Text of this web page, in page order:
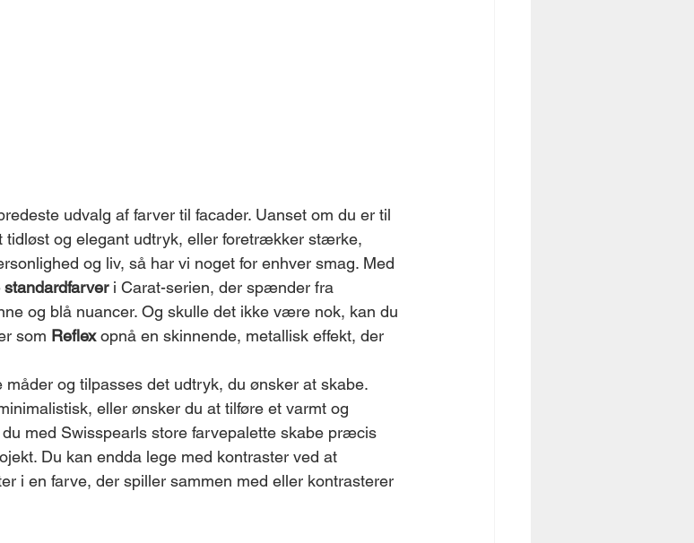
udvalg af farver til facader. Uanset om du er til
tidløst og elegant udtryk, eller foretrækker stærke,
og liv, så har vi noget for enhver smag. Med
standardfarver i Carat-serien, der spænder fra
og blå nuancer. Og skulle det ikke være nok, kan du
som Reflex opnå en skinnende, metallisk effekt, der
og tilpasses det udtryk, du ønsker at skabe.
eller ønsker du at tilføre et varmt og
med Swisspearls store farvepalette skabe præcis
Du kan endda lege med kontraster ved at
i en farve, der spiller sammen med eller kontrasterer